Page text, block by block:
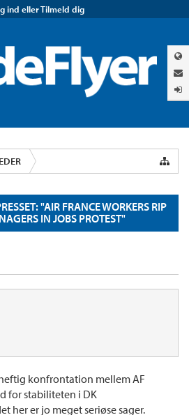
ind eller Tilmeld dig
"AIR FRANCE WORKERS RIP
IN JOBS PROTEST"
konfrontation mellem AF
for stabiliteten i DK
her er jo meget seriøse sager.